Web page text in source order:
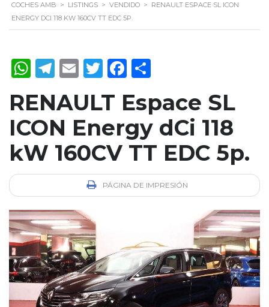
COCHES AMB > LISTINGS > VENDIDO > RENAULT ESPACE SL ICON
ENERGY DCI 118 KW 160CV TT EDC 5P.
WhatsApp
Telegram
EmailTwitterFacebook
RENAULT Espace SL
ICON Energy dCi 118
kW 160CV TT EDC 5p.
PÁGINA DE IMPRESIÓN